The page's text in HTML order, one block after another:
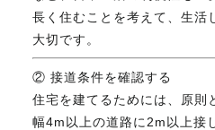
長く住むことを考えて、生活
大切です。
② 接道条件を確認する
住宅を建てるためには、原則
幅4m以上の道路に2m以上接